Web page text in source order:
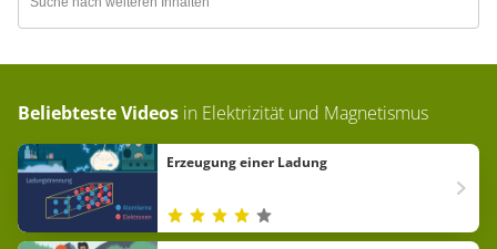
Beliebteste Videos in Elektrizität und Magnetismus
Erzeugung einer Ladung